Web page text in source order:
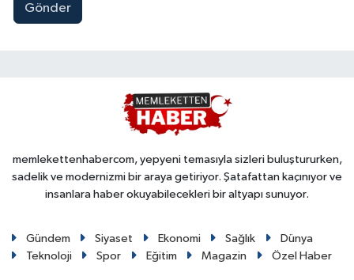
Gönder
memlekettenhabercom, yepyeni temasıyla sizleri buluştururken,
sadelik ve modernizmi bir araya getiriyor. Şatafattan kaçınıyor ve
insanlara haber okuyabilecekleri bir altyapı sunuyor.
Gündem Siyaset Ekonomi Sağlık
Dünya
Teknoloji
Spor Eğitim Magazin Özel Haber